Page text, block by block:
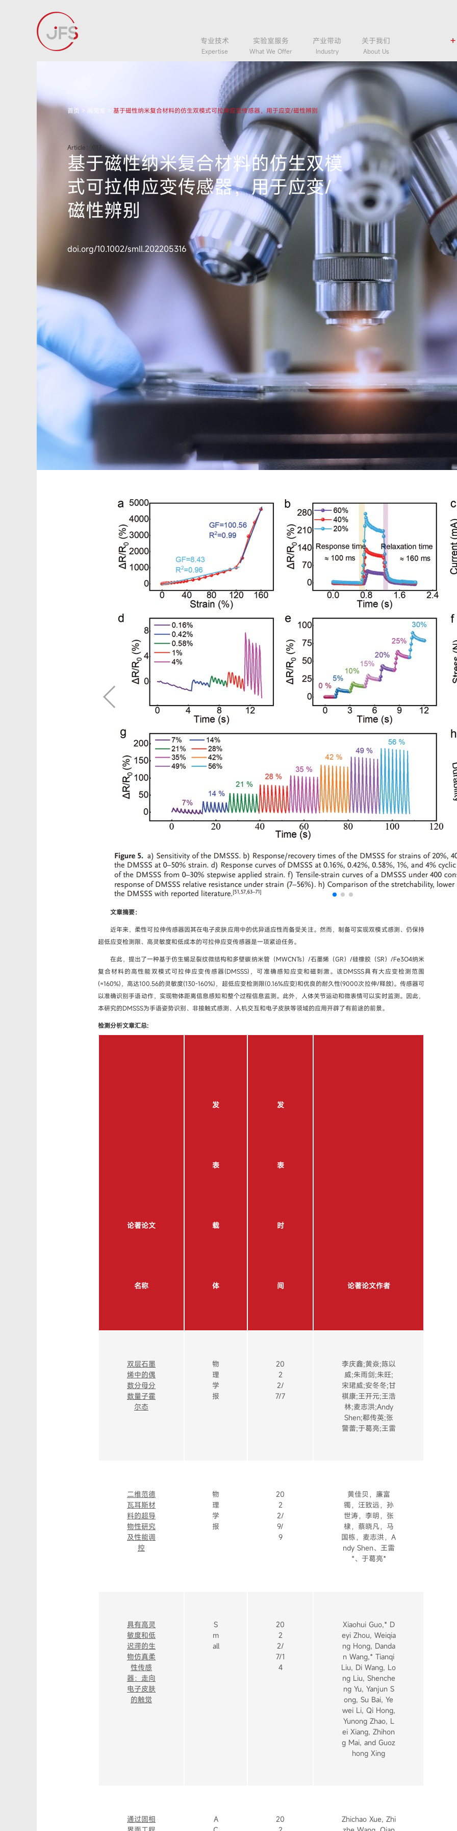
专业技术
Expertise
实验室服务
What We Offer
产业带动
Industry
关于我们
About Us
+
首页 > 基于磁性纳米复合材料的仿生双模式可拉伸应变传感器，用于应变/磁性辨别
Article：017
基于磁性纳米复合材料的仿生双模
式可拉伸应变传感器，用于应变/
磁性辨别
doi.org/10.1002/smll.202205316
文章摘要：
近年来，柔性可拉伸传感器因其在电子皮肤应用中的优异适应性而备受关注。然而，制备可实现双模式感测、仍保持
超低应变检测限、高灵敏度和低成本的可拉伸应变传感器是一项紧迫任务。
在此，提出了一种基于仿生蝎足裂纹微结构和多壁碳纳米管（MWCNTs）/石墨烯（GR）/硅橡胶（SR）/Fe3O4纳米
复合材料的高性能双模式可拉伸应变传感器(DMSSS)，可准确感知应变和磁刺激。该DMSSS具有大应变检测范围
(≈160%)，高达100.56的灵敏度(130-160%)，超低应变检测限(0.16%应变)和优良的耐久性(9000次拉伸/释放)。传感器可
以准确识别手语动作，实现物体距离信息感知和整个过程信息监测。此外，人体关节运动和微表情可以实时监测。因此，
本研究的DMSSS为手语姿势识别、非接触式感测、人机交互和电子皮肤等领域的应用开辟了有前途的前景。
检测分析文章汇总:
论著论文
名称
发
表
载
体
发
表
时
间 论著论文作者
双层石墨
烯中的偶
数分母分
数量子霍
尔态
物
理
学
报
20
2
2/
7/7
李庆鑫;黄焱;陈以
威;朱雨剑;朱旺;
宋珺威;安冬冬;甘
祺康;王开元;王浩
林;麦志洪;Andy
Shen;郗传英;张
警蕾;于葛亮;王雷
二维范德
瓦耳斯材
料的超导
物性研究
及性能调
控
物
理
学
报
20
2
2/
9/
9
黄佳贝，廉富
镯，汪致远，孙
世涛，李明，张
棣，蔡晓凡，马
国栋，麦志洪，A
ndy Shen、王雷
*、于葛亮*
具有高灵
敏度和低
迟滞的生
物仿真柔
性传感
器：走向
电子皮肤
的触觉
S
m
all
20
2
2/
7/1
4
Xiaohui Guo,* D
eyi Zhou, Weiqia
ng Hong, Danda
n Wang,* Tianqi
Liu, Di Wang, Lo
ng Liu, Shenche
ng Yu, Yanjun S
ong, Su Bai, Ye
wei Li, Qi Hong,
Yunong Zhao, L
ei Xiang, Zhihon
g Mai, and Guoz
hong Xing
通过固相
A
20
Zhichao Xue, Zhi